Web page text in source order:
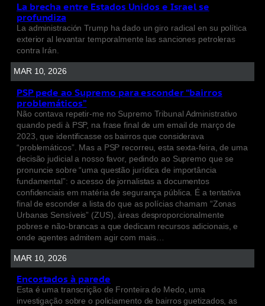
La brecha entre Estados Unidos e Israel se
profundiza
La administración Trump ha dado un giro radical en su política
exterior al levantar temporalmente las sanciones petroleras
contra Irán.
MAR 10, 2026
PSP pede ao Supremo para esconder “bairros
problemáticos”
Não contava repetir-me no Supremo Tribunal Administrativo
quando pedi à PSP, na frase final de um email de março de
2023, que identificasse os bairros que considerava
“problemáticos”. Mas a PSP recorreu, esta sexta-feira, de uma
decisão judicial a nosso favor, pedindo ao Supremo que se
pronuncie sobre “uma questão jurídica de importância
fundamental”: o acesso de jornalistas a documentos
confidenciais em matéria de segurança pública. É a tentativa
final de esconder a lista do que as polícias chamam “Zonas
Urbanas Sensíveis” (ZUS), áreas desproporcionalmente
pobres e não-brancas a que dedicam recursos adicionais, e
onde agentes admitem agir com mais…
MAR 10, 2026
Encostados à parede
Esta é uma transcrição de Fronteira do Medo, uma
investigação sobre o policiamento de bairros guetizados, as